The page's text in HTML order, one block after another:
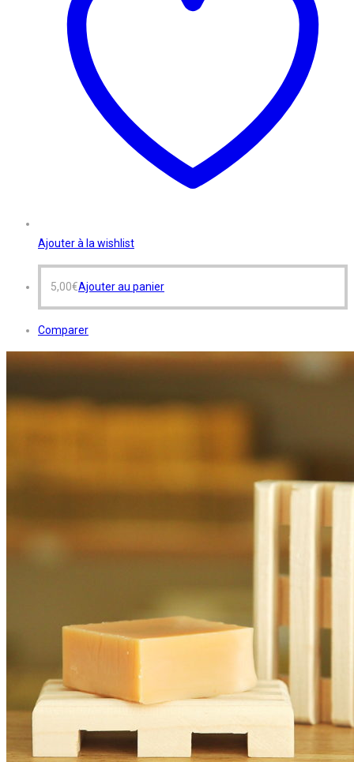
Ajouter à la wishlist
5,00€Ajouter au panier
Comparer